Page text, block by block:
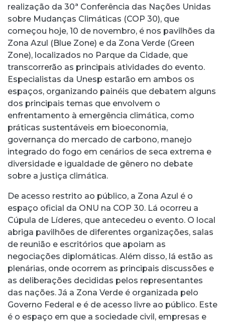
realização da 30ª Conferência das Nações Unidas
sobre Mudanças Climáticas (COP 30), que
começou hoje, 10 de novembro, é nos pavilhões da
Zona Azul (Blue Zone) e da Zona Verde (Green
Zone), localizados no Parque da Cidade, que
transcorrerão as principais atividades do evento.
Especialistas da Unesp estarão em ambos os
espaços, organizando painéis que debatem alguns
dos principais temas que envolvem o
enfrentamento à emergência climática, como
práticas sustentáveis em bioeconomia,
governança do mercado de carbono, manejo
integrado do fogo em cenários de seca extrema e
diversidade e igualdade de gênero no debate
sobre a justiça climática.
De acesso restrito ao público, a Zona Azul é o
espaço oficial da ONU na COP 30. Lá ocorreu a
Cúpula de Líderes, que antecedeu o evento. O local
abriga pavilhões de diferentes organizações, salas
de reunião e escritórios que apoiam as
negociações diplomáticas. Além disso, lá estão as
plenárias, onde ocorrem as principais discussões e
as deliberações decididas pelos representantes
das nações. Já a Zona Verde é organizada pelo
Governo Federal e é de acesso livre ao público. Este
é o espaço em que a sociedade civil, empresas e